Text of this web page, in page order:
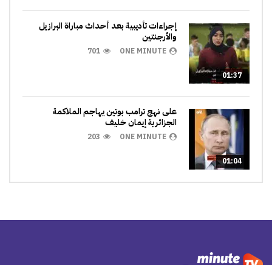
01:37
إجراءات تأديبية بعد أحداث مباراة البرازيل
والأرجنتين
ONE MINUTE
701
01:04
على نهج ترامب بوتين يهاجم الملاكمة
الجزائرية إيمان خليف
ONE MINUTE
203